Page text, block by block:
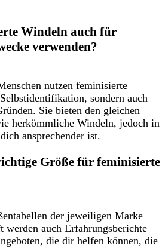
Windeln auch für⁣
verwenden?
nutzen feminisierte
sondern auch
Sie bieten den⁣ gleichen
herkömmliche‌ Windeln, jedoch ‌in
ansprechender ist.
Größe⁢ für feminisierte
der‍ jeweiligen Marke
werden auch Erfahrungsberichte
‍die dir helfen können, die